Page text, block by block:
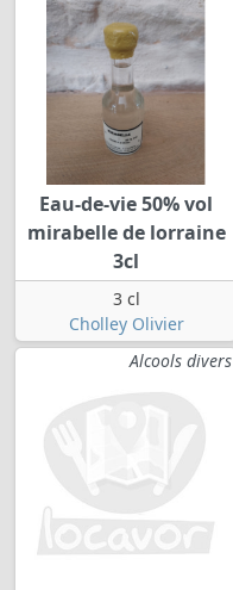
Eau-de-vie 50% vol
mirabelle de lorraine
3cl
3 cl
Cholley Olivier
Alcools divers